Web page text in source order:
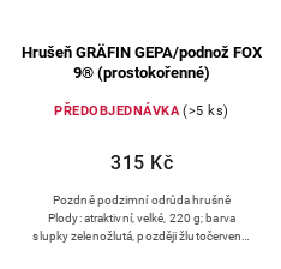
Hrušeň GRÄFIN GEPA/podnož FOX
9® (prostokořenné)
PŘEDOBJEDNÁVKA (>5 ks)
315 Kč
Pozdně podzimní odrůda hrušně
Plody: atraktivní, velké, 220 g; barva
slupky zelenožlutá, později žlutočervená;